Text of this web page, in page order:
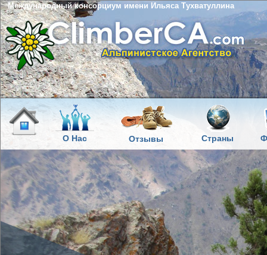
Международный консорциум имени Ильяса Тухватуллина
О Нас Отзывы Страны